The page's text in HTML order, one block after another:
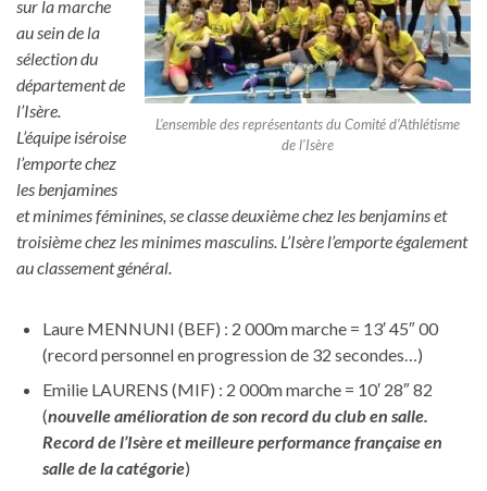
L’ensemble des représentants du Comité d’Athlétisme
de l’Isère
sur la marche
au sein de la
sélection du
département de
l’Isère.
L’équipe iséroise
l’emporte chez
les benjamines
et minimes féminines, se classe deuxième chez les benjamins et
troisième chez les minimes masculins. L’Isère l’emporte également
au classement général.
Laure MENNUNI (BEF) : 2 000m marche = 13′ 45″ 00
(record personnel en progression de 32 secondes…)
Emilie LAURENS (MIF) : 2 000m marche = 10′ 28″ 82
(nouvelle amélioration de son record du club en salle.
Record de l’Isère et meilleure performance française en
salle de la catégorie)